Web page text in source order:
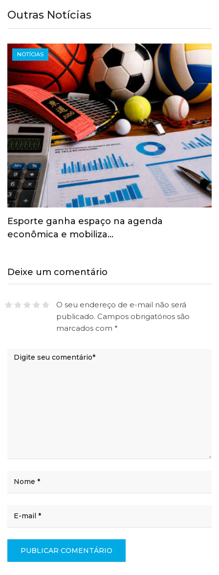
Outras Notícias
NOTÍCIAS
Esporte ganha espaço na agenda
econômica e mobiliza…
Deixe um comentário
O seu endereço de e-mail não será
publicado. Campos obrigatórios são
marcados com *